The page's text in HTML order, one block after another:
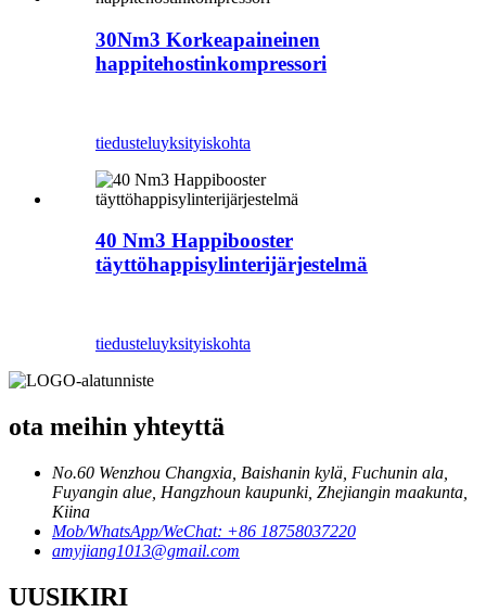
30Nm3 Korkeapaineinen
happitehostinkompressori
tiedusteluyksityiskohta
40 Nm3 Happibooster
täyttöhappisylinterijärjestelmä
tiedusteluyksityiskohta
ota meihin yhteyttä
No.60 Wenzhou Changxia, Baishanin kylä, Fuchunin ala,
Fuyangin alue, Hangzhoun kaupunki, Zhejiangin maakunta,
Kiina
Mob/WhatsApp/WeChat: +86 18758037220
amyjiang1013@gmail.com
UUSIKIRI